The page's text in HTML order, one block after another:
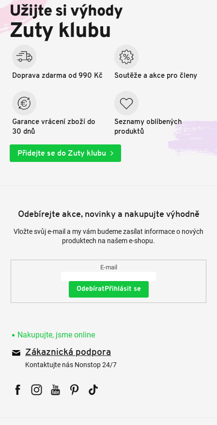
a
í
Užijte si výhody
Zuty klubu
Doprava zdarma od 990 Kč
Garance vrácení zboží do
30 dnů
Soutěže a akce pro členy
Seznamy oblíbených
produktů
Přidejte se do Zuty klubu
Odebírejte akce, novinky a nakupujte výhodně
Vložte svůj e-mail a my vám budeme zasílat informace o nových
produktech na našem e-shopu.
E-mail
Přihlásit se
Nakupujte, jsme online
Zákaznická podpora
Kontaktujte nás Nonstop 24/7